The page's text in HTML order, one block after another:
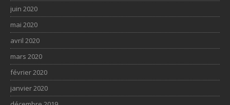
juin 2020
mai 2020
avril 2020
mars 2020
février 2020
janvier 2020